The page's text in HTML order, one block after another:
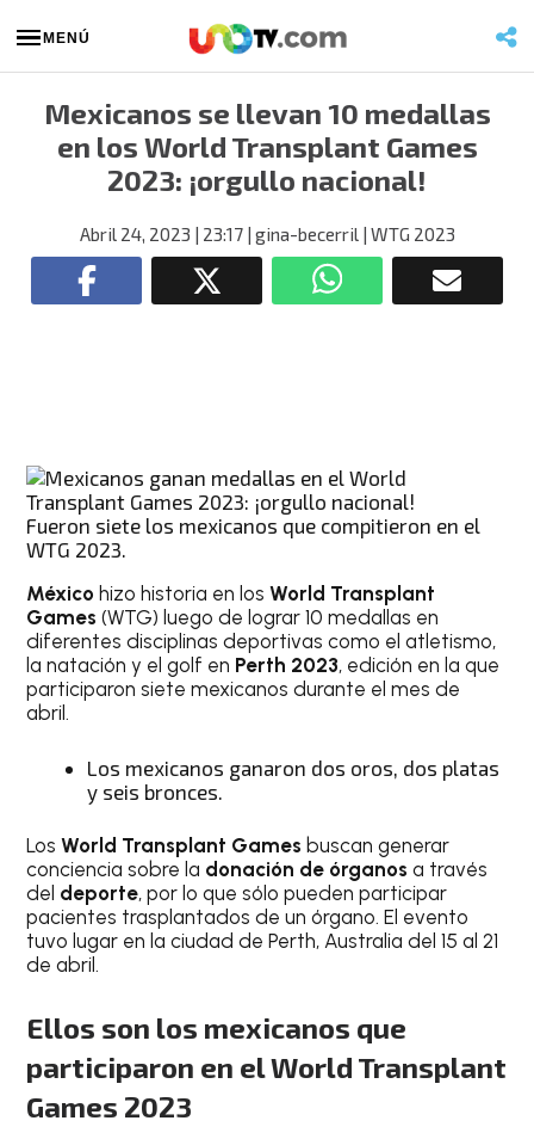
MENÚ
Mexicanos se llevan 10 medallas
en los World Transplant Games
2023: ¡orgullo nacional!
Abril 24, 2023 | 23:17| gina-becerril| WTG 2023
Fueron siete los mexicanos que compitieron en el
WTG 2023.
México hizo historia en losWorld Transplant
Games(WTG) luego de lograr 10 medallas en
diferentes disciplinas deportivas como el atletismo,
la natación y el golf en Perth 2023, edición en la que
participaron siete mexicanos durante el mes de
abril.
Los mexicanos ganaron dos oros, dos platas
y seis bronces.
LosWorld Transplant Games buscan generar
conciencia sobre la donación de órganos a través
del deporte, por lo que sólo pueden participar
pacientes trasplantados de un órgano. El evento
tuvo lugar en la ciudad de Perth, Australia del 15 al 21
de abril.
Ellos son los mexicanos que
participaron en elWorld Transplant
Games 2023